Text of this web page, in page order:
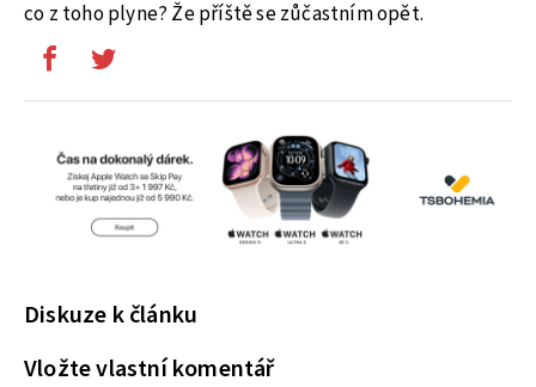
co z toho plyne? Že příště se zůčastním opět.
Diskuze k článku
Vložte vlastní komentář